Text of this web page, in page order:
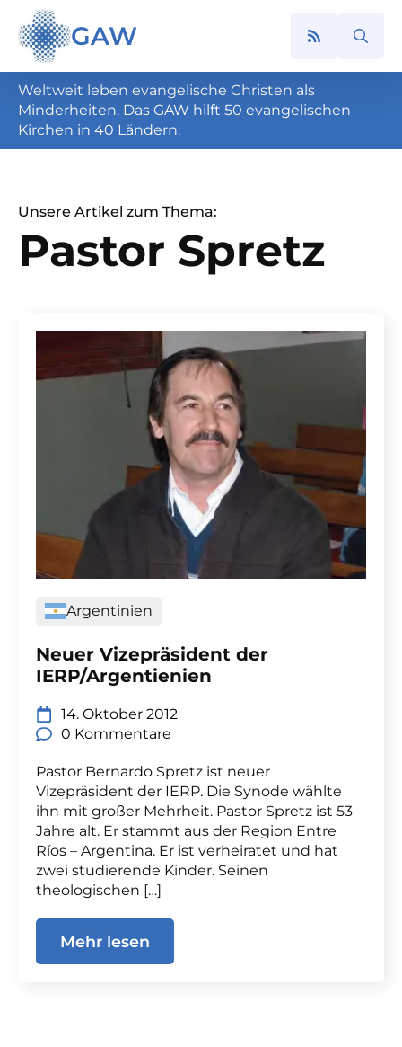
GAW
Search
Weltweit leben evangelische Christen als
Minderheiten. Das GAW hilft 50 evangelischen
Kirchen in 40 Ländern.
Unsere Artikel zum Thema:
Pastor Spretz
Argentinien
Neuer Vizepräsident der
IERP/Argentienien
14. Oktober 2012
0 Kommentare
Pastor Bernardo Spretz ist neuer
Vizepräsident der IERP. Die Synode wählte
ihn mit großer Mehrheit. Pastor Spretz ist 53
Jahre alt. Er stammt aus der Region Entre
Ríos – Argentina. Er ist verheiratet und hat
zwei studierende Kinder. Seinen
theologischen […]
Mehr lesen